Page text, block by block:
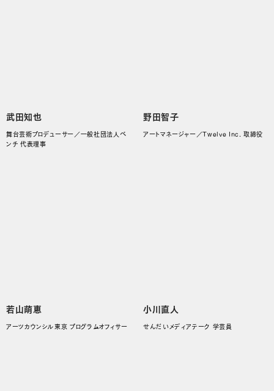
武田知也
舞台芸術プロデューサー／一般社団法人ベ
ンチ 代表理事
野田智子
アートマネージャー／Twelve Inc. 取締役
若山萌恵
アーツカウンシル東京 プログラムオフィサー
小川直人
せんだいメディアテーク 学芸員